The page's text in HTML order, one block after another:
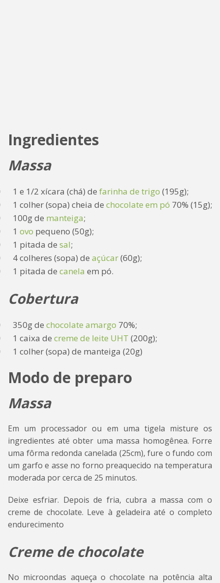
Ingredientes
Massa
1 e 1/2 xícara (chá) de farinha de trigo (195g);
1 colher (sopa) cheia de chocolate em pó 70% (15g);
100g de manteiga;
1 ovo pequeno (50g);
1 pitada de sal;
4 colheres (sopa) de açúcar(60g);
1 pitada de canela em pó.
Cobertura
350g de chocolate amargo 70%;
1 caixa de creme de leite UHT (200g);
1 colher (sopa) de manteiga (20g)
Modo de preparo
Massa
Em um processador ou em uma tigela misture os
ingredientes até obter uma massa homogênea. Forre
uma fôrma redonda canelada (25cm), fure o fundo com
um garfo e asse no forno preaquecido na temperatura
moderada por cerca de 25 minutos.
Deixe esfriar. Depois de fria, cubra a massa com o
creme de chocolate. Leve à geladeira até o completo
endurecimento
Creme de chocolate
No microondas aqueça o chocolate na potência alta